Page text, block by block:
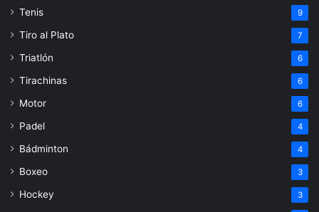
Tenis 9
Tiro al Plato 7
Triatlón 6
Tirachinas 6
Motor 6
Padel 4
Bádminton 4
Boxeo 3
Hockey 3